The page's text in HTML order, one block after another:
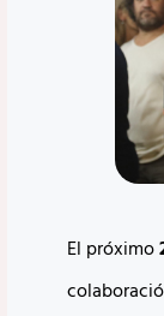
El próximo